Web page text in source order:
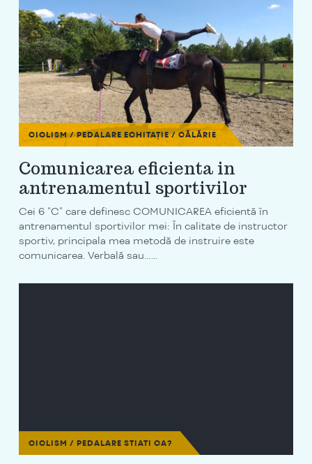
CICLISM / PEDALARE ECHITAȚIE / CĂLĂRIE
Comunicarea eficienta in
antrenamentul sportivilor
Cei 6 "C" care definesc COMUNICAREA eficientă în
antrenamentul sportivilor mei: În calitate de instructor
sportiv, principala mea metodă de instruire este
comunicarea. Verbală sau…...
CICLISM / PEDALARE STIATI CA?